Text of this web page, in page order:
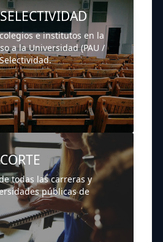
e institutos en la
a la Universidad (PAU /
todas las carreras y
públicas de